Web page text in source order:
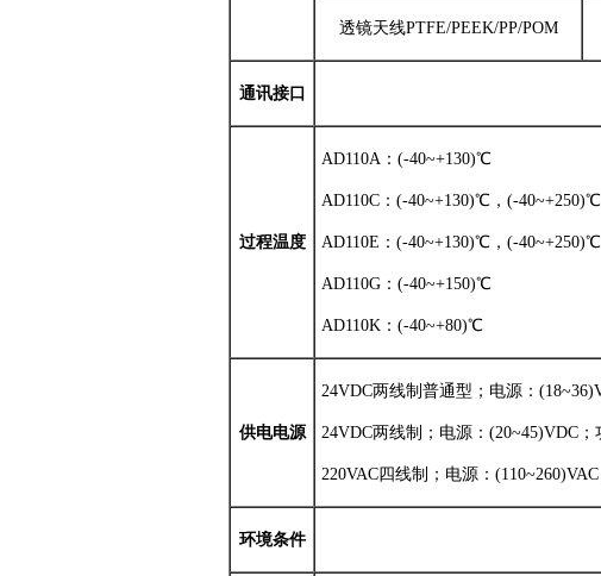
透镜天线PTFE/PEEK/PP/POM
通讯接口
过程温度
AD110A：(-40~+130)℃
AD110C：(-40~+130)℃，(-40~+250)℃
AD110E：(-40~+130)℃，(-40~+250)℃
AD110G：(-40~+150)℃
AD110K：(-40~+80)℃
供电电源
24VDC两线制普通型；电源：
24VDC两线制；电源：(20~45)VDC；
220VAC四线制；电源：
环境条件